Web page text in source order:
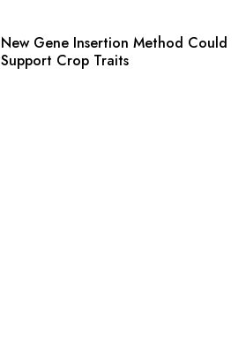
New Gene Insertion Method Could
Support Crop Traits